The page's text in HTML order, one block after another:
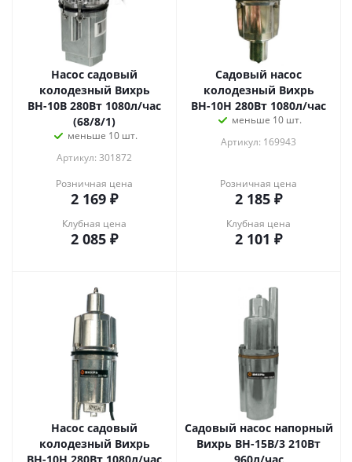
Насос садовый
колодезный Вихрь
ВН-10В 280Вт 1080л/час
(68/8/1)
меньше 10 шт.
Артикул: 301872
Розничная цена
2 169 ₽
Клубная цена
2 085 ₽
Садовый насос
колодезный Вихрь
ВН-10Н 280Вт 1080л/час
меньше 10 шт.
Артикул: 169943
Розничная цена
2 185 ₽
Клубная цена
2 101 ₽
Насос садовый
колодезный Вихрь
Садовый насос напорный
Вихрь ВН-15В/3 210Вт